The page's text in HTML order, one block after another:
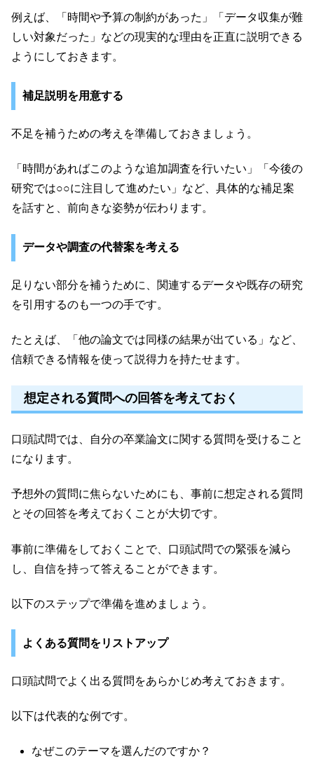
例えば、「時間や予算の制約があった」「データ収集が難
しい対象だった」などの現実的な理由を正直に説明できる
ようにしておきます。
補足説明を用意する
不足を補うための考えを準備しておきましょう。
「時間があればこのような追加調査を行いたい」「今後の
研究では○○に注目して進めたい」など、具体的な補足案
を話すと、前向きな姿勢が伝わります。
データや調査の代替案を考える
足りない部分を補うために、関連するデータや既存の研究
を引用するのも一つの手です。
たとえば、「他の論文では同様の結果が出ている」など、
信頼できる情報を使って説得力を持たせます。
想定される質問への回答を考えておく
口頭試問では、自分の卒業論文に関する質問を受けること
になります。
予想外の質問に焦らないためにも、事前に想定される質問
とその回答を考えておくことが大切です。
事前に準備をしておくことで、口頭試問での緊張を減ら
し、自信を持って答えることができます。
以下のステップで準備を進めましょう。
よくある質問をリストアップ
口頭試問でよく出る質問をあらかじめ考えておきます。
以下は代表的な例です。
なぜこのテーマを選んだのですか？